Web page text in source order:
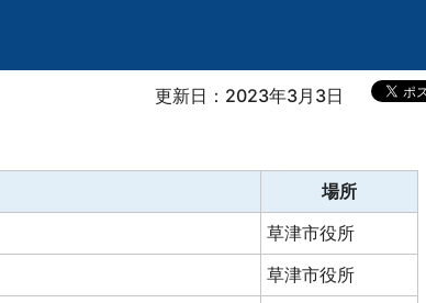
更新日：2023年3月3日
場所
草津市役所
草津市役所